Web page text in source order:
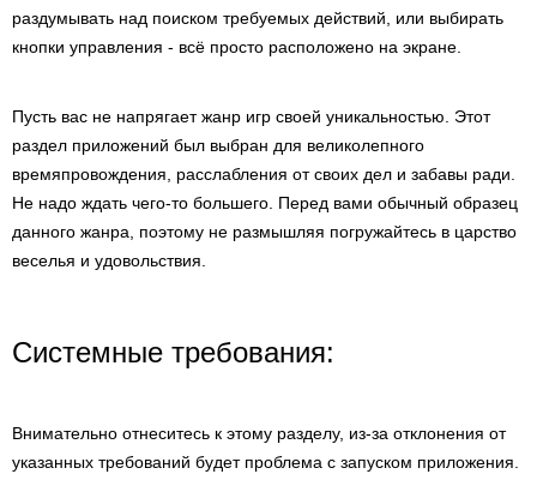
раздумывать над поиском требуемых действий, или выбирать
кнопки управления - всё просто расположено на экране.
Пусть вас не напрягает жанр игр своей уникальностью. Этот
раздел приложений был выбран для великолепного
времяпровождения, расслабления от своих дел и забавы ради.
Не надо ждать чего-то большего. Перед вами обычный образец
данного жанра, поэтому не размышляя погружайтесь в царство
веселья и удовольствия.
Системные требования:
Внимательно отнеситесь к этому разделу, из-за отклонения от
указанных требований будет проблема с запуском приложения.